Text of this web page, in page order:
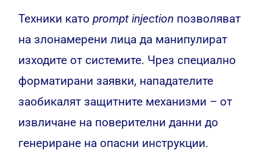
Техники като prompt injection позволяват
на злонамерени лица да манипулират
изходите от системите. Чрез специално
форматирани заявки, нападателите
заобикалят защитните механизми – от
извличане на поверителни данни до
генериране на опасни инструкции.